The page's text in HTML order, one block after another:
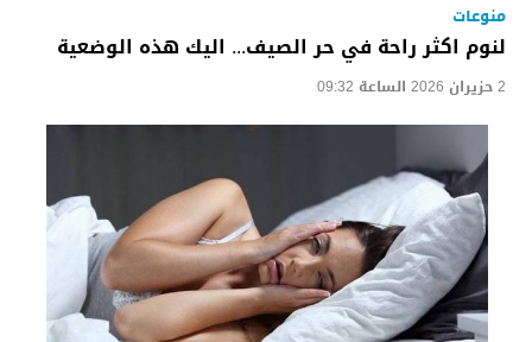
منوعات
لنوم اكثر راحة في حر الصيف... اليك هذه الوضعية
2 حزيران 2026 الساعة 09:32